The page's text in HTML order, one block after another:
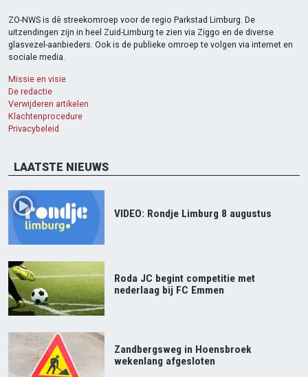
ZO-NWS is dè streekomroep voor de regio Parkstad Limburg. De
uitzendingen zijn in heel Zuid-Limburg te zien via Ziggo en de diverse
glasvezel-aanbieders. Ook is de publieke omroep te volgen via internet en
sociale media.
Missie en visie
De redactie
Verwijderen artikelen
Klachtenprocedure
Privacybeleid
LAATSTE NIEUWS
VIDEO: Rondje Limburg 8 augustus
Roda JC begint competitie met
nederlaag bij FC Emmen
Zandbergsweg in Hoensbroek
wekenlang afgesloten